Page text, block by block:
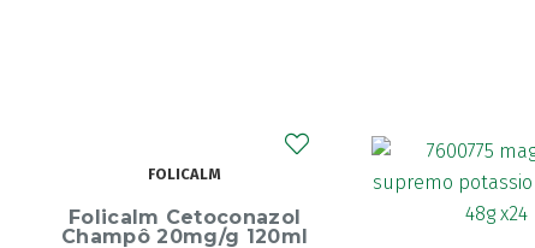
FOLICALM
Folicalm Cetoconazol
Champô 20mg/g 120ml